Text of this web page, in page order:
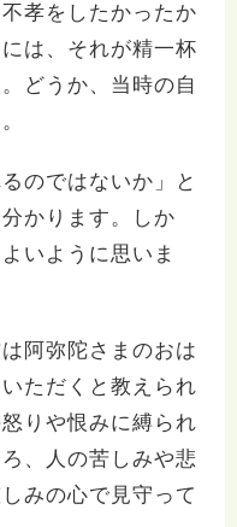
孝をしたかったか
は、それが精一杯
どうか、当時の自
のではないか」と
かります。しか
いように思いま
阿弥陀さまのおは
ただくと教えられ
りや恨みに縛られ
、人の苦しみや悲
みの心で見守って